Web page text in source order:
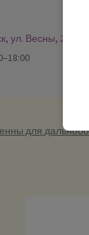
ул. Весны, 2
для